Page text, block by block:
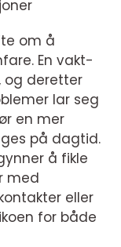
om å
En vakt-
og deretter
lar seg
en mer
på dagtid.
å fikle
med
eller
for både